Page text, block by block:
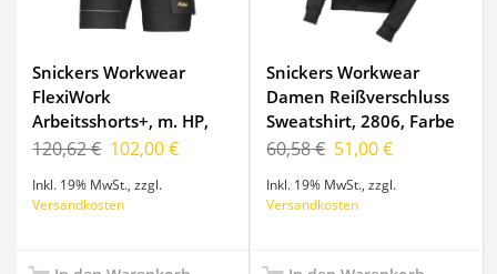
Snickers Workwear
FlexiWork
Arbeitsshorts+, m. HP,
6904, Farbe Black, Größe
120,62 € 102,00 €
Inkl. 19% MwSt.,zzgl.
Versandkosten
Snickers Workwear
Damen Reißverschluss
Sweatshirt, 2806, Farbe
Black, Größe L
60,58 € 51,00 €
Inkl. 19% MwSt.,zzgl.
Versandkosten